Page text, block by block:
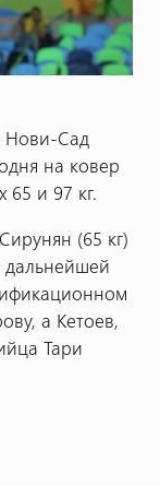
Нови-Сад
на ковер
и 97 кг.
(65 кг)
дальнейшей
а Кетоев,
Тари